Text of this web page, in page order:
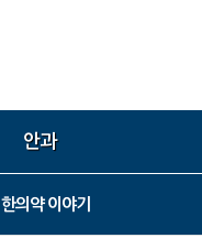
안과
한의약 이야기